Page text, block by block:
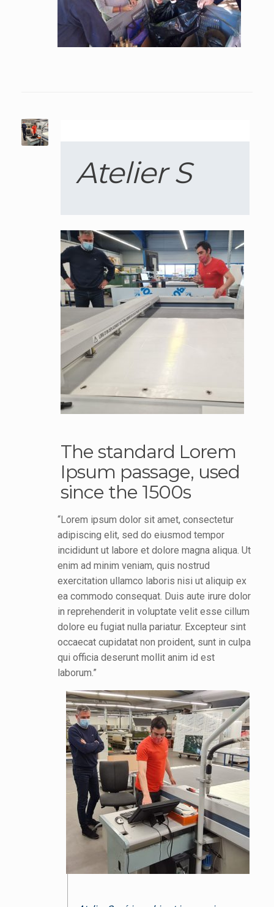
Atelier S
The standard Lorem
Ipsum passage, used
since the 1500s
“Lorem ipsum dolor sit amet, consectetur
adipiscing elit, sed do eiusmod tempor
incididunt ut labore et dolore magna aliqua. Ut
enim ad minim veniam, quis nostrud
exercitation ullamco laboris nisi ut aliquip ex
ea commodo consequat. Duis aute irure dolor
in reprehenderit in voluptate velit esse cillum
dolore eu fugiat nulla pariatur. Excepteur sint
occaecat cupidatat non proident, sunt in culpa
qui officia deserunt mollit anim id est
laborum.”